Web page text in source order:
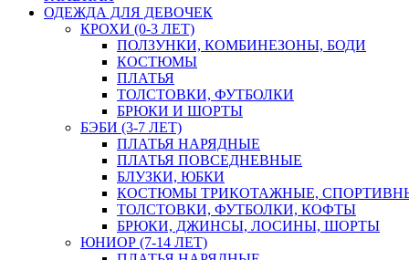
ОДЕЖДА ДЛЯ ДЕВОЧЕК
КРОХИ (0-3 ЛЕТ)
ПОЛЗУНКИ, КОМБИНЕЗОНЫ, БОДИ
КОСТЮМЫ
ПЛАТЬЯ
ТОЛСТОВКИ, ФУТБОЛКИ
БРЮКИ И ШОРТЫ
БЭБИ (3-7 ЛЕТ)
ПЛАТЬЯ НАРЯДНЫЕ
ПЛАТЬЯ ПОВСЕДНЕВНЫЕ
БЛУЗКИ, ЮБКИ
КОСТЮМЫ ТРИКОТАЖНЫЕ,
ТОЛСТОВКИ, ФУТБОЛКИ, КОФТЫ
БРЮКИ, ДЖИНСЫ, ЛОСИНЫ, ШОРТЫ
ЮНИОР (7-14 ЛЕТ)